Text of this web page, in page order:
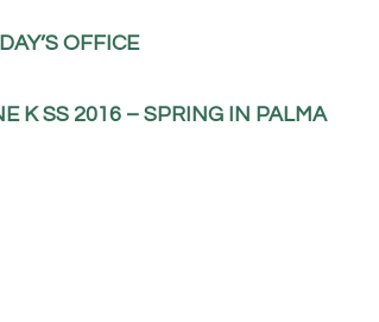
OFFICE
K SS 2016 – SPRING IN PALMA